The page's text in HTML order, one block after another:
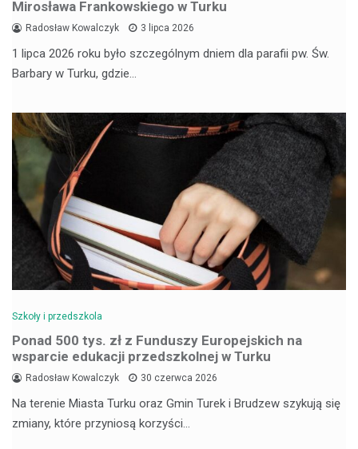
Mirosława Frankowskiego w Turku
Radosław Kowalczyk 3 lipca 2026
1 lipca 2026 roku było szczególnym dniem dla parafii pw. Św.
Barbary w Turku, gdzie…
Szkoły i przedszkola
Ponad 500 tys. zł z Funduszy Europejskich na
wsparcie edukacji przedszkolnej w Turku
Radosław Kowalczyk 30 czerwca 2026
Na terenie Miasta Turku oraz Gmin Turek i Brudzew szykują się
zmiany, które przyniosą korzyści…